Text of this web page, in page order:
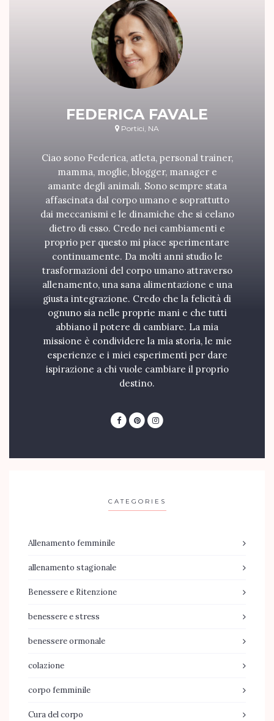
FEDERICA FAVALE
Portici, NA
Ciao sono Federica, atleta, personal trainer,
mamma, moglie, blogger, manager e
amante degli animali. Sono sempre stata
affascinata dal corpo umano e soprattutto
dai meccanismi e le dinamiche che si celano
dietro di esso. Credo nei cambiamenti e
proprio per questo mi piace sperimentare
continuamente. Da molti anni studio le
trasformazioni del corpo umano attraverso
allenamento, una sana alimentazione e una
giusta integrazione. Credo che la felicità di
ognuno sia nelle proprie mani e che tutti
abbiano il potere di cambiare. La mia
missione è condividere la mia storia, le mie
esperienze e i miei esperimenti per dare
ispirazione a chi vuole cambiare il proprio
destino.
CATEGORIES
Allenamento femminile
allenamento stagionale
Benessere e Ritenzione
benessere e stress
benessere ormonale
colazione
corpo femminile
Cura del corpo